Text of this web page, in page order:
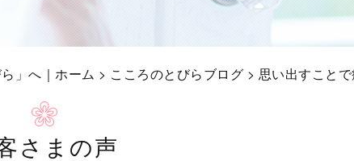
」へ｜ホーム > こころのとびらブログ > 思い出すこと
さまの声